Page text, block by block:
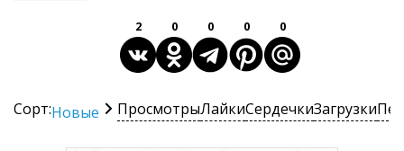
2 0 0 0 0
Сорт:Новые ПросмотрыЛайкиСердечкиЗагрузки